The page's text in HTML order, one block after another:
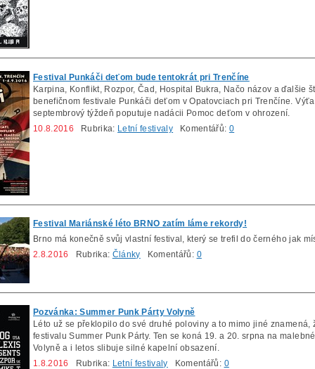
Festival Punkáči deťom bude tentokrát pri Trenčíne
Karpina, Konflikt, Rozpor, Čad, Hospital Bukra, Načo názov a ďalšie
benefičnom festivale Punkáči deťom v Opatovciach pri Trenčíne.
septembrový týždeň poputuje nadácii Pomoc deťom v ohrození.
10.8.2016 Rubrika: Letní festivaly Komentářů: 0
Festival Mariánské léto BRNO zatím láme rekordy!
Brno má konečně svůj vlastní festival, který se trefil do černého jak
2.8.2016
Rubrika: Články Komentářů: 0
Pozvánka: Summer Punk Párty Volyně
Léto už se překlopilo do své druhé poloviny a to mimo jiné
festivalu Summer Punk Párty. Ten se koná 19. a 20. srpna na
Volyně a i letos slibuje silné kapelní obsazení.
1.8.2016
Rubrika: Letní festivaly Komentářů: 0